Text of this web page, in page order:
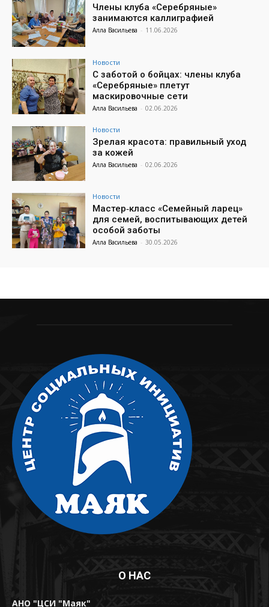
Члены клуба «Серебряные»
занимаются каллиграфией
Алла Васильева - 11.06.2026
Новости
С заботой о бойцах: члены клуба
«Серебряные» плетут
маскировочные сети
Алла Васильева - 02.06.2026
Новости
Зрелая красота: правильный уход
за кожей
Алла Васильева - 02.06.2026
Новости
Мастер‑класс «Семейный ларец»
для семей, воспитывающих детей
особой заботы
Алла Васильева - 30.05.2026
О НАС
АНО "ЦСИ "Маяк"